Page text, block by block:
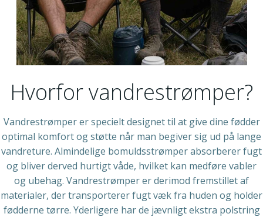
Hvorfor vandrestrømper?
Vandrestrømper er specielt designet til at give dine fødder
optimal komfort og støtte når man begiver sig ud på lange
vandreture. Almindelige bomuldsstrømper absorberer fugt
og bliver derved hurtigt våde, hvilket kan medføre vabler
og ubehag. Vandrestrømper er derimod fremstillet af
materialer, der transporterer fugt væk fra huden og holder
fødderne tørre. Yderligere har de jævnligt ekstra polstring